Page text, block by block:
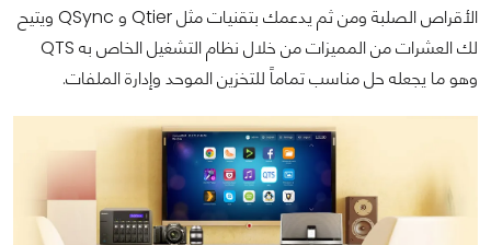
الأقراص الصلبة ومن ثم يدعمك بتقنيات مثل Qtier و QSync ويتيح
لك العشرات من المميزات من خلال نظام التشغيل الخاص به QTS
وهو ما يجعله حل مناسب تماماً للتخزين الموحد وإدارة الملفات.